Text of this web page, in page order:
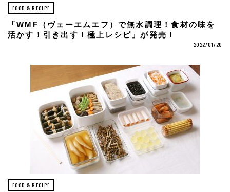
FOOD & RECIPE
「WMF（ヴェーエムエフ）で無水調理！食材の味を
活かす！引き出す！極上レシピ」が発売！
2022/01/20
FOOD & RECIPE